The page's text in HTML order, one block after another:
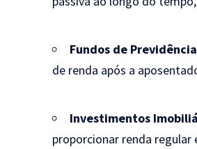
Fundos de
de renda após a
Investimentos
proporcionar renda regular